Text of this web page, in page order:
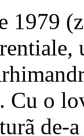
1979
Cu o
de-